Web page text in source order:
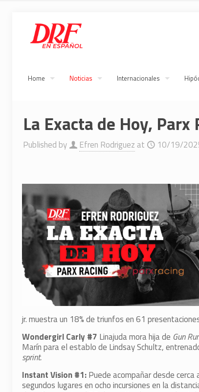
Home Noticias Internacionales
La Exacta de Hoy,
Published by Efren Rodriguez at 10/19/
jr. muestra un 18% de triunfos en 61
Wondergirl Carly #7 Linajuda mora hija de Gun
Marín para el establo de Lindsay Schultz,
sprint.
Instant Vision #1:Puede acompañar desde
segundos lugares en ocho incursiones en la